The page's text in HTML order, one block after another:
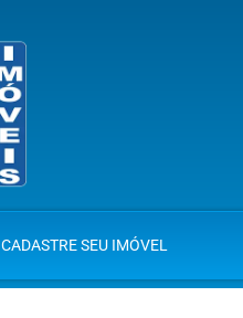
CADASTRE SEU IMÓVEL